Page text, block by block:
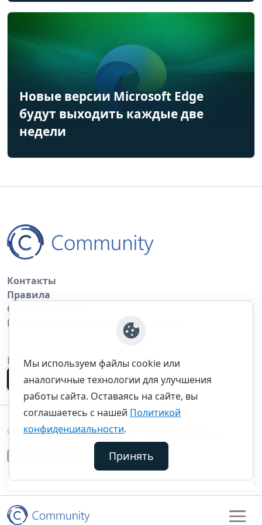
Новые версии Microsoft Edge
будут выходить каждые две
недели
Контакты
Правила
Обратная связь
Правила копирования материалов
Приложение
©thecommunity.ru 2026. Все права защищены.
Мы используем файлы cookie или
аналогичные технологии для улучшения
работы сайта. Оставаясь на сайте, вы
соглашаетесь с нашей Политикой
конфиденциальности.
Принять